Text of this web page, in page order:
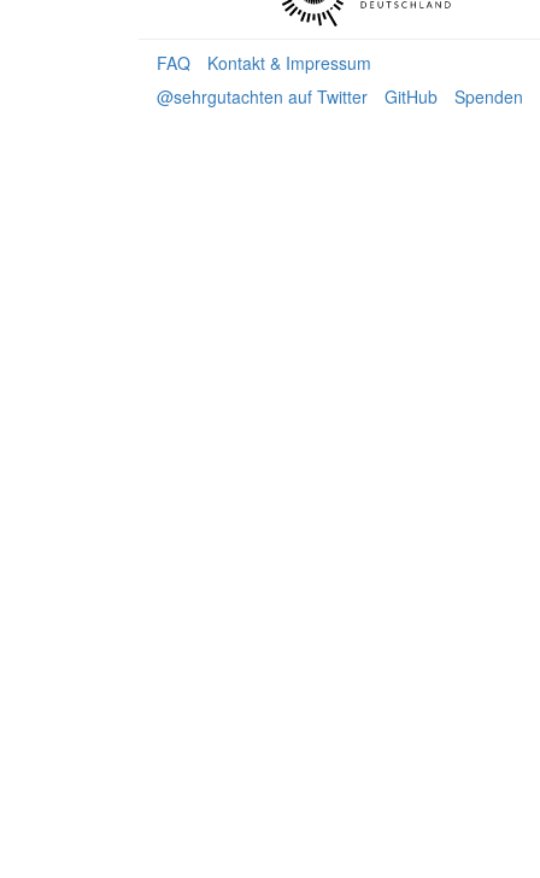
FAQ
Kontakt & Impressum
@sehrgutachten auf Twitter
GitHub Spenden